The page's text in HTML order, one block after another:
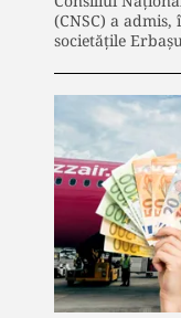
(CNSC) a
societățile